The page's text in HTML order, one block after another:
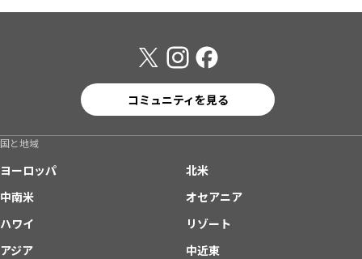
コミュニティを見る
国と地域
ヨーロッパ
北米
中南米
オセアニア
ハワイ
リゾート
アジア
中近東